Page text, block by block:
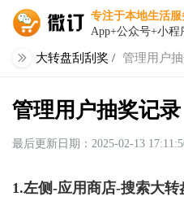
专注于本地生活服
App+公众号+小
大转盘刮刮奖 / 管理用户
管理用户抽奖记录
最后更新日期：2025-02-13
1.左侧-应用商店-搜索大转